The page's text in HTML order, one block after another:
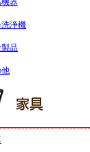
浄機
品
他